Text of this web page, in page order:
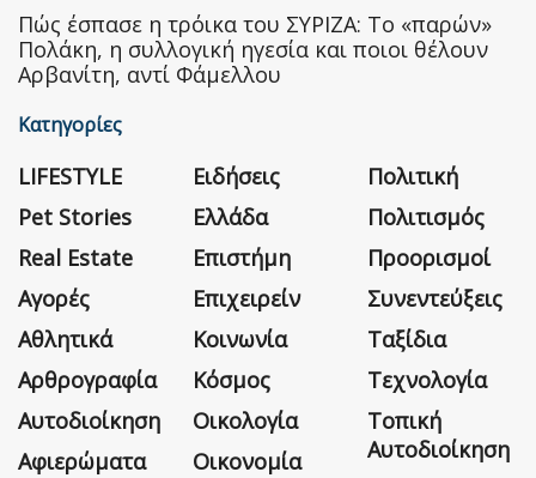
Πώς έσπασε η τρόικα του ΣΥΡΙΖΑ: Το «παρών»
Πολάκη, η συλλογική ηγεσία και ποιοι θέλουν
Αρβανίτη, αντί Φάμελλου
Κατηγορίες
LIFESTYLE
Pet Stories
Real Estate
Αγορές
Αθλητικά
Αρθρογραφία
Αυτοδιοίκηση
Αφιερώματα
Ειδήσεις
Ελλάδα
Επιστήμη
Επιχειρείν
Κοινωνία
Κόσμος
Οικολογία
Οικονομία
Πολιτική
Πολιτισμός
Προορισμοί
Συνεντεύξεις
Ταξίδια
Τεχνολογία
Τοπική
Αυτοδιοίκηση